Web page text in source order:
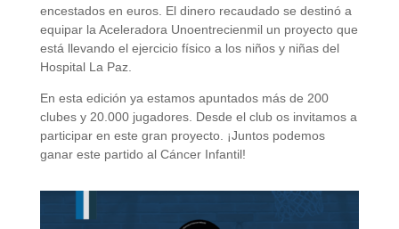
encestados en euros. El dinero recaudado se destinó a
equipar la Aceleradora Unoentrecienmil un proyecto que
está llevando el ejercicio físico a los niños y niñas del
Hospital La Paz.
En esta edición ya estamos apuntados más de 200
clubes y 20.000 jugadores. Desde el club os invitamos a
participar en este gran proyecto. ¡Juntos podemos
ganar este partido al Cáncer Infantil!